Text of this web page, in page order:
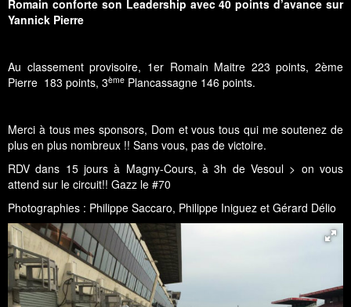
Romain conforte son Leadership avec 40 points d’avance sur
Yannick Pierre
Au classement provisoire, 1er Romain Maitre 223 points, 2ème
Pierre 183 points, 3ème Plancassagne 146 points.
Merci à tous mes sponsors, Dom et vous tous qui me soutenez de
plus en plus nombreux !! Sans vous, pas de victoire.
RDV dans 15 jours à Magny-Cours, à 3h de Vesoul > on vous
attend sur le circuit!! Gazz le #70
Photographies : Philippe Saccaro, Philippe Iniguez et Gérard Délio